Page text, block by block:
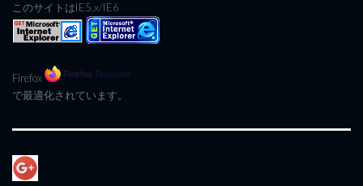
このサイトはIE5.x/IE6
Firefox
で最適化されています。